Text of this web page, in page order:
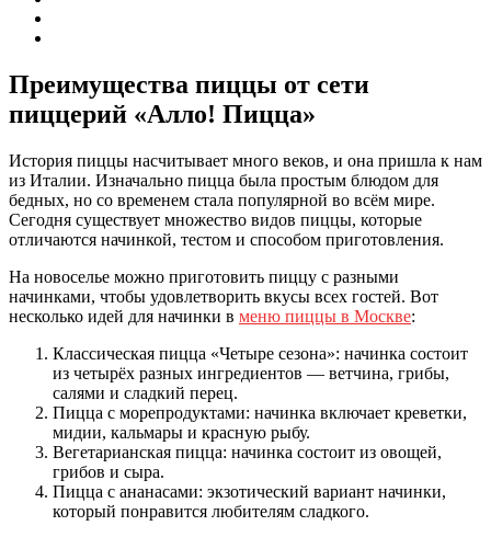
Преимущества пиццы от сети
пиццерий «Алло! Пицца»
История пиццы насчитывает много веков, и она пришла к нам
из Италии. Изначально пицца была простым блюдом для
бедных, но со временем стала популярной во всём мире.
Сегодня существует множество видов пиццы, которые
отличаются начинкой, тестом и способом приготовления.
На новоселье можно приготовить пиццу с разными
начинками, чтобы удовлетворить вкусы всех гостей. Вот
несколько идей для начинки в меню пиццы в Москве:
Классическая пицца «Четыре сезона»: начинка состоит
из четырёх разных ингредиентов — ветчина, грибы,
салями и сладкий перец.
Пицца с морепродуктами: начинка включает креветки,
мидии, кальмары и красную рыбу.
Вегетарианская пицца: начинка состоит из овощей,
грибов и сыра.
Пицца с ананасами: экзотический вариант начинки,
который понравится любителям сладкого.